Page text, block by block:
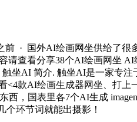
· 国外AI绘画网坐供给了很
查看分享38个AI绘画网坐
坐AI 简介. 触坐AI是一家专
款AI绘画生成器网坐、打
，国表里各7个AI生成
环节词就能出摄影！